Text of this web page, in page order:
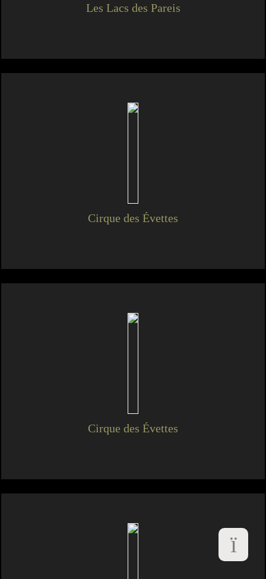
Les Lacs des Pareis
Cirque des Évettes
Cirque des Évettes
ï